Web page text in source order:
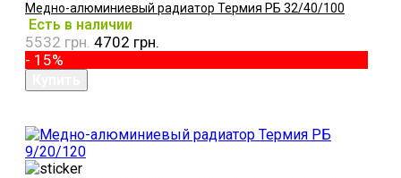
Медно-алюминиевый радиатор Термия РБ 32/40/100
Есть в наличии
5532 грн. 4702 грн.
- 15%